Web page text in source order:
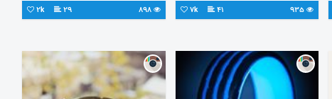
935
41
7k
898
29
2k